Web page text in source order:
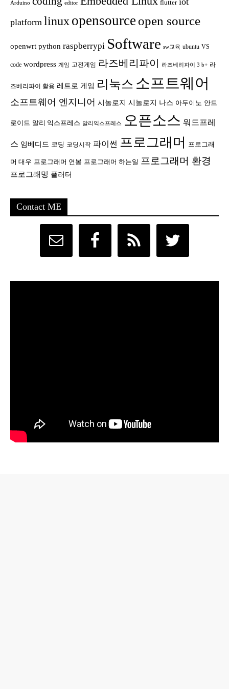
Arduino editor flutter
platform linux opensource open source
openwrt python raspberrypi Software sw교육 ubuntu VS
code wordpress 게임 고전게임 라즈베리파이 라즈베리파이 3 b+ 라
즈베리파이 활용 레트로 게임 리눅스 소프트웨어
소프트웨어 엔지니어 시놀로지 시놀로지 나스 아두이노 안드
로이드 알리 익스프레스 알리익스프레스 오픈소스 워드프레
스 임베디드 코딩 코딩시작 파이썬 프로그래머 프로그래
머 대우 프로그래머 연봉 프로그래머 하는일 프로그래머 환경
프로그래밍 플러터
Contact ME